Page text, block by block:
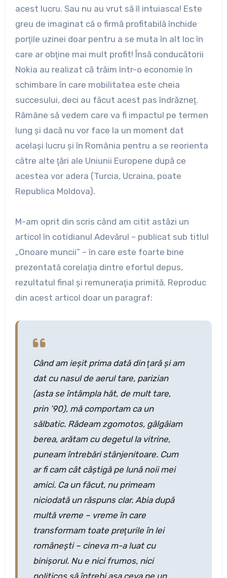
acest lucru. Sau nu au vrut să îl intuiasca! Este
greu de imaginat că o firmă profitabilă închide
porţile uzinei doar pentru a se muta în alt loc în
care ar obţine mai mult profit! Însă conducătorii
Nokia au realizat că trăim într-o economie în
schimbare în care mobilitatea este cheia
succesului, deci au făcut acest pas îndrăzneţ.
Rămâne să vedem care va fi impactul pe termen
lung şi dacă nu vor face la un moment dat
acelaşi lucru şi în România pentru a se reorienta
către alte ţări ale Uniunii Europene după ce
acestea vor adera (Turcia, Ucraina, poate
Republica Moldova).
M-am oprit din scris când am citit astăzi un
articol în cotidianul Adevărul – publicat sub titlul
„Onoare muncii” – în care este foarte bine
prezentată corelaţia dintre efortul depus,
rezultatul final şi remuneraţia primită. Reproduc
din acest articol doar un paragraf:
Când am ieşit prima dată din ţară şi am
dat cu nasul de aerul tare, parizian
(asta se întâmpla hăt, de mult tare,
prin ’90), mă comportam ca un
sălbatic. Râdeam zgomotos, gâlgâiam
berea, arătam cu degetul la vitrine,
puneam întrebări stânjenitoare. Cum
ar fi cam cât câştigă pe lună noii mei
amici. Ca un făcut, nu primeam
niciodată un răspuns clar. Abia după
multă vreme – vreme în care
transformam toate preţurile în lei
româneşti – cineva m-a luat cu
binişorul. Nu e nici frumos, nici